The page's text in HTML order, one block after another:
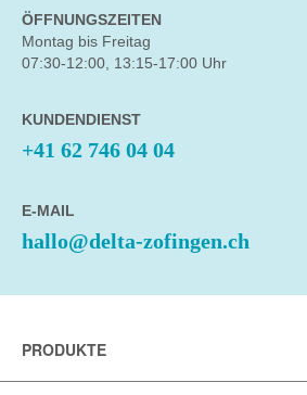
ÖFFNUNGSZEITEN
Montag bis Freitag
07:30-12:00, 13:15-17:00 Uhr
KUNDENDIENST
+41 62 746 04 04
E-MAIL
hallo@delta-zofingen.ch
PRODUKTE